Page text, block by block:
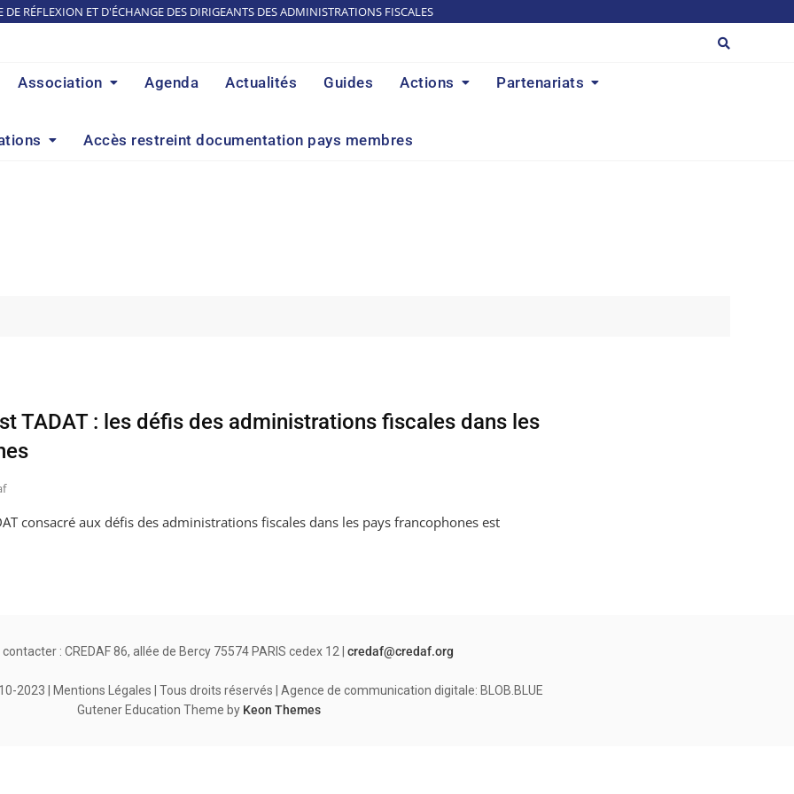
DE RÉFLEXION ET D'ÉCHANGE DES DIRIGEANTS DES ADMINISTRATIONS FISCALES
Association Agenda Actualités Guides Actions Partenariats
Accès restreint documentation pays membres
TADAT : les défis des administrations fiscales dans les
consacré aux défis des administrations fiscales dans les pays francophones est
: CREDAF 86, allée de Bercy 75574 PARIS cedex 12 | credaf@credaf.org
2023 | Mentions Légales | Tous droits réservés | Agence de communication digitale: BLOB.BLUE
Gutener Education Theme by Keon Themes